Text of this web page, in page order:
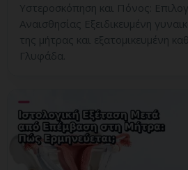
Υστεροσκόπηση και Πόνος:
Αναισθησίας Εξειδικευμένη
της μήτρας και εξατομικευμένη
Γλυφάδα.